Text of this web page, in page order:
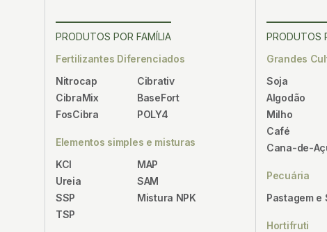
PRODUTOS POR FAMÍLIA
Fertilizantes Diferenciados
Nitrocap
CibraMix
FosCibra
Cibrativ
BaseFort
POLY4
Elementos simples e misturas
KCl
Ureia
SSP
TSP
MAP
SAM
Mistura NPK
PRODUTOS
Grandes
Soja
Algodão
Milho
Café
Cana-de-
Pecuária
Pastagem e
Hortifruti